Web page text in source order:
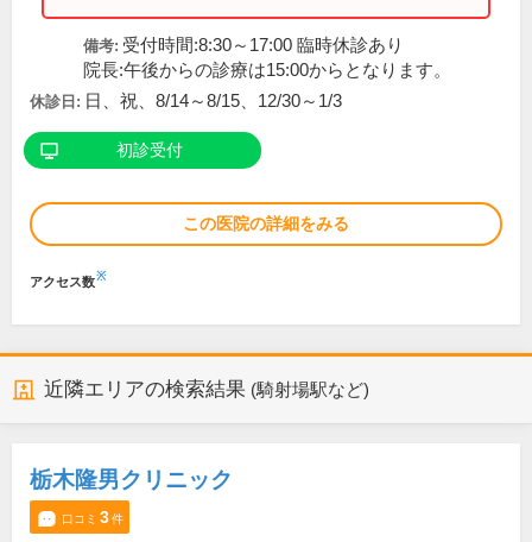
備考: 受付時間:8:30～17:00 臨時休診あり
院長:午後からの診療は15:00からとなります。
休診日: 日、祝、8/14～8/15、12/30～1/3
初診受付
この医院の詳細をみる
アクセス数※
近隣エリアの検索結果 (騎射場駅など)
栃木隆男クリニック
口コミ 3件